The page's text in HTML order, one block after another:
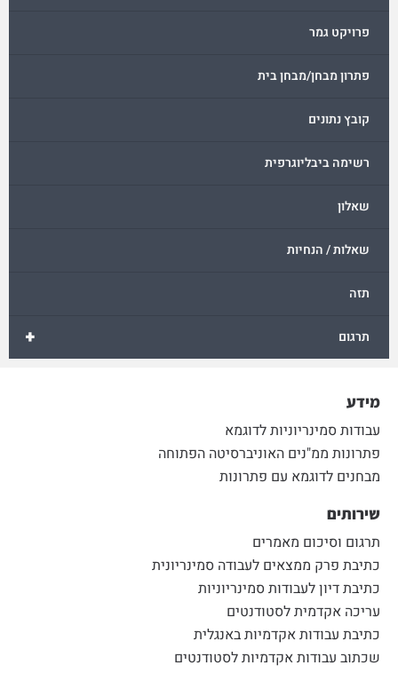
פרויקט גמר
פתרון מבחן/מבחן בית
קובץ נתונים
רשימה ביבליוגרפית
שאלון
שאלות / הנחיות
תזה
+ תרגום
מידע
עבודות סמינריוניות לדוגמא
פתרונות ממ"נים האוניברסיטה הפתוחה
מבחנים לדוגמא עם פתרונות
שירותים
תרגום וסיכום מאמרים
כתיבת פרק ממצאים לעבודה סמינריונית
כתיבת דיון לעבודות סמינריוניות
עריכה אקדמית לסטודנטים
כתיבת עבודות אקדמיות באנגלית
שכתוב עבודות אקדמיות לסטודנטים